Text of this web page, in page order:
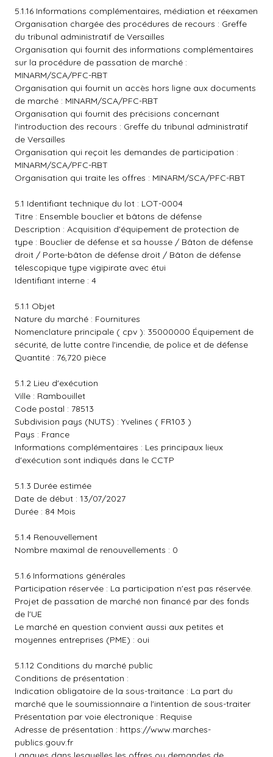
5.1.16 Informations complémentaires, médiation et réexamen
Organisation chargée des procédures de recours : Greffe
du tribunal administratif de Versailles
Organisation qui fournit des informations complémentaires
sur la procédure de passation de marché :
MINARM/SCA/PFC-RBT
Organisation qui fournit un accès hors ligne aux documents
de marché : MINARM/SCA/PFC-RBT
Organisation qui fournit des précisions concernant
l'introduction des recours : Greffe du tribunal administratif
de Versailles
Organisation qui reçoit les demandes de participation :
MINARM/SCA/PFC-RBT
Organisation qui traite les offres : MINARM/SCA/PFC-RBT
5.1 Identifiant technique du lot : LOT-0004
Titre : Ensemble bouclier et bâtons de défense
Description : Acquisition d'équipement de protection de
type : Bouclier de défense et sa housse / Bâton de défense
droit / Porte-bâton de défense droit / Bâton de défense
télescopique type vigipirate avec étui
Identifiant interne : 4
5.1.1 Objet
Nature du marché : Fournitures
Nomenclature principale ( cpv ): 35000000 Équipement de
sécurité, de lutte contre l'incendie, de police et de défense
Quantité : 76,720 pièce
5.1.2 Lieu d'exécution
Ville : Rambouillet
Code postal : 78513
Subdivision pays (NUTS) : Yvelines ( FR103 )
Pays : France
Informations complémentaires : Les principaux lieux
d'exécution sont indiqués dans le CCTP
5.1.3 Durée estimée
Date de début : 13/07/2027
Durée : 84 Mois
5.1.4 Renouvellement
Nombre maximal de renouvellements : 0
5.1.6 Informations générales
Participation réservée : La participation n'est pas réservée.
Projet de passation de marché non financé par des fonds
de l'UE
Le marché en question convient aussi aux petites et
moyennes entreprises (PME) : oui
5.1.12 Conditions du marché public
Conditions de présentation :
Indication obligatoire de la sous-traitance : La part du
marché que le soumissionnaire a l'intention de sous-traiter
Présentation par voie électronique : Requise
Adresse de présentation : https://www.marches-
publics.gouv.fr